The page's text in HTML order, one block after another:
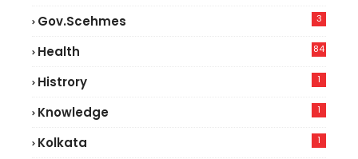
Gov.scehmes 3
Health
84
Histrory 1
Knowledge 1
Kolkata 1